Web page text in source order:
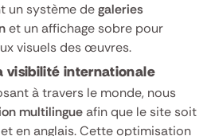
un système degaleries
et un affichage sobre pour
visuels des œuvres.
visibilité internationale
à travers le monde, nous
multilingueafin que le site soit
en anglais. Cette optimisation